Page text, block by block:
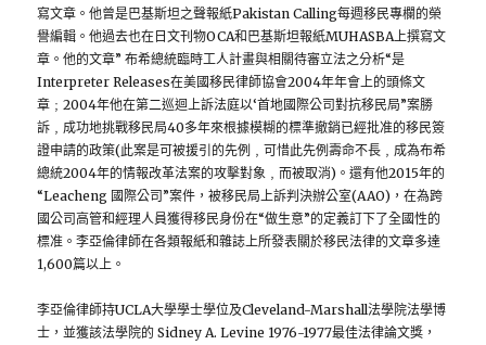
寫文章。他曾是巴基斯坦之聲報紙Pakistan Calling每週移民專欄的榮
譽編輯。他過去也在日文刊物OCA和巴基斯坦報紙MUHASBA上撰寫文
章。他的文章” 布希總統臨時工人計畫與相關待審立法之分析“是
Interpreter Releases在美國移民律師協會2004年年會上的頭條文
章﹔2004年他在第二巡迴上訴法庭以‘首地國際公司對抗移民局”案勝
訴﹐成功地挑戰移民局40多年來根據模糊的標準撤銷已經批准的移民簽
證申請的政策(此案是可被援引的先例﹐可惜此先例壽命不長﹐成為布希
總統2004年的情報改革法案的攻擊對象﹐而被取消)。還有他2015年的
“Leacheng 國際公司”案件，被移民局上訴判決辦公室(AAO)，在為跨
國公司高管和經理人員獲得移民身份在“做生意”的定義訂下了全國性的
標准。李亞倫律師在各類報紙和雜誌上所發表關於移民法律的文章多達
1,600篇以上。
李亞倫律師持UCLA大學學士學位及Cleveland-Marshall法學院法學博
士，並獲該法學院的 Sidney A. Levine 1976-1977最佳法律論文獎，